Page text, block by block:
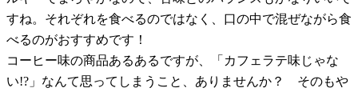
すね。それぞれを食べるのではなく、口の中で混ぜながら食
べるのがおすすめです！
コーヒー味の商品あるあるですが、「カフェラテ味じゃな
い!? 」なんて思ってしまうこと、ありませんか？ そのもや